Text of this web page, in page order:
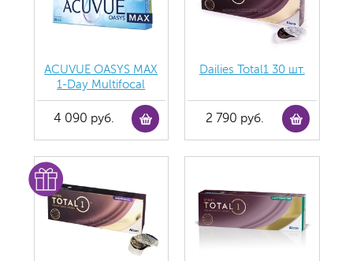
ACUVUE OASYS MAX
1-Day Multifocal
4 090 руб.
Dailies Total1 30 шт.
2 790 руб.